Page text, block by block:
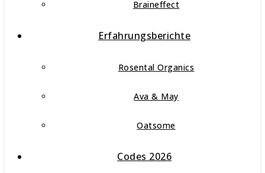
Braineffect
Erfahrungsberichte
Rosental Organics
Ava & May
Oatsome
Codes 2026